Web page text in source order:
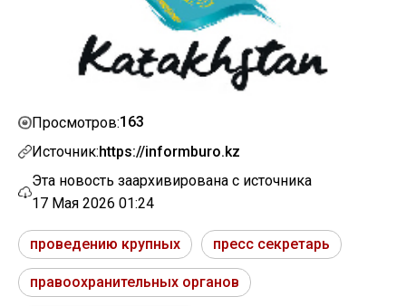
Просмотров:163
Источник:https://informburo.kz
Эта новость заархивирована с источника
17 Мая 2026 01:24
проведению крупных пресс секретарь
правоохранительных органов